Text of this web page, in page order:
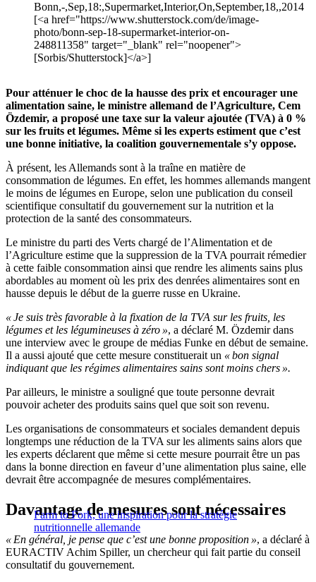
Bonn,-,Sep,18:,Supermarket,Interior,On,September,18,,2014
[<a href="https://www.shutterstock.com/de/image-
photo/bonn-sep-18-supermarket-interior-on-
248811358" target="_blank" rel="noopener">
[Sorbis/Shutterstock]</a>]
Pour atténuer le choc de la hausse des prix et encourager une
alimentation saine, le ministre allemand de l’Agriculture, Cem
Özdemir, a proposé une taxe sur la valeur ajoutée (TVA) à 0 %
sur les fruits et légumes. Même si les experts estiment que c’est
une bonne initiative, la coalition gouvernementale s’y oppose.
À présent, les Allemands sont à la traîne en matière de
consommation de légumes. En effet, les hommes allemands mangent
le moins de légumes en Europe, selon une publication du conseil
scientifique consultatif du gouvernement sur la nutrition et la
protection de la santé des consommateurs.
Le ministre du parti des Verts chargé de l’Alimentation et de
l’Agriculture estime que la suppression de la TVA pourrait rémedier
à cette faible consommation ainsi que rendre les aliments sains plus
abordables au moment où les prix des denrées alimentaires sont en
hausse depuis le début de la guerre russe en Ukraine.
« Je suis très favorable à la fixation de la TVA sur les fruits, les
légumes et les légumineuses à zéro », a déclaré M. Özdemir dans
une interview avec le groupe de médias Funke en début de semaine.
Il a aussi ajouté que cette mesure constituerait un « bon signal
indiquant que les régimes alimentaires sains sont moins chers ».
Par ailleurs, le ministre a souligné que toute personne devrait
pouvoir acheter des produits sains quel que soit son revenu.
Les organisations de consommateurs et sociales demandent depuis
longtemps une réduction de la TVA sur les aliments sains alors que
les experts déclarent que même si cette mesure pourrait être un pas
dans la bonne direction en faveur d’une alimentation plus saine, elle
devrait être accompagnée de mesures complémentaires.
Farm to Fork, une inspiration pour la stratégie
nutritionnelle allemande
Davantage de mesures sont nécessaires
« En général, je pense que c’est une bonne proposition », a déclaré à
EURACTIV Achim Spiller, un chercheur qui fait partie du conseil
consultatif du gouvernement.